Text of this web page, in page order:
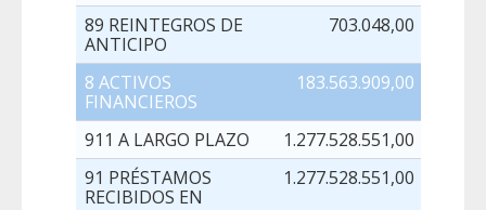
89 REINTEGROS DE
ANTICIPO
703.048,00
8 ACTIVOS
FINANCIEROS
183.563.909,00
911 A LARGO PLAZO 1.277.528.551,00
91 PRÉSTAMOS
RECIBIDOS EN
1.277.528.551,00